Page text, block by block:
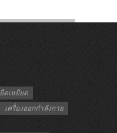
ยืดเหยียด
เครื่องออกกำลังกาย